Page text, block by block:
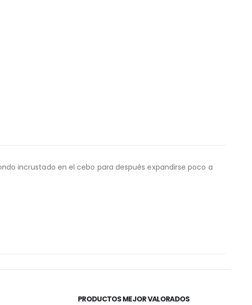
incrustado en el cebo para después expandirse poco a
PRODUCTOS MEJOR VALORADOS